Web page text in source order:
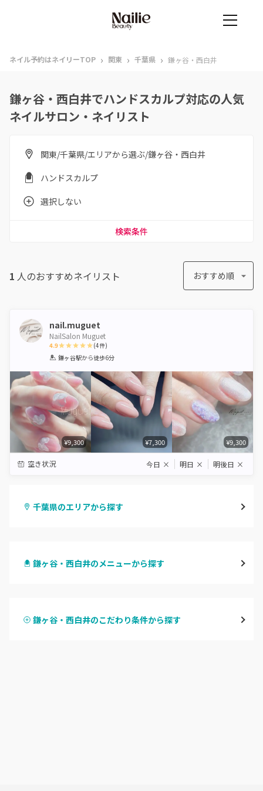
ネイル予約はネイリーTOP › 関東 › 千葉県 › 鎌ヶ谷・西白井
鎌ヶ谷・西白井でハンドスカルプ対応の人気
ネイルサロン・ネイリスト
関東/千葉県/エリアから選ぶ/鎌ヶ谷・西白井
ハンドスカルプ
選択しない
検索条件
1 人のおすすめネイリスト おすすめ順
nail.muguet
NailSalon Muguet
4.9
1 2 3 4 5
(4件)
鎌ヶ谷駅から徒歩6分
¥9,300 ¥7,300 ¥9,300
空き状況 今日 × 明日 × 明後日 ×
千葉県のエリアから探す
柏・南柏
鎌ヶ谷・西白井のメニューから探す
ハンドスカルプ
鎌ヶ谷・西白井のこだわり条件から探す